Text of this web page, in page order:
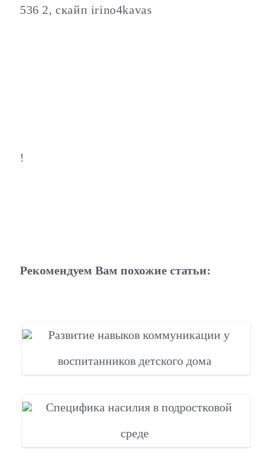
536 2, скайп irino4kavas
!
Рекомендуем Вам похожие статьи:
Развитие навыков коммуникации у
воспитанников детского дома
Специфика насилия в подростковой
среде